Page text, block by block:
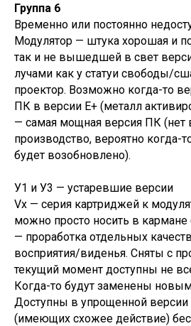
Группа 6
Временно или постоянно
Модулятор — штука хорошая и
так и не вышедшей в свет
лучами как у статуи свободы/
проектор. Возможно когда-то
ПК в версии Е+ (металл
— самая мощная версия ПК (нет
производство, вероятно когда-
будет возобновлено).
У1 и У3 — устаревшие версии
Vх — серия картриджей к
можно просто носить в
— проработка отдельных
восприятия/виденья. Сняты с
текущий момент доступны не
Когда-то будут заменены
Доступны в упрощенной версии
(имеющих схожее действие)